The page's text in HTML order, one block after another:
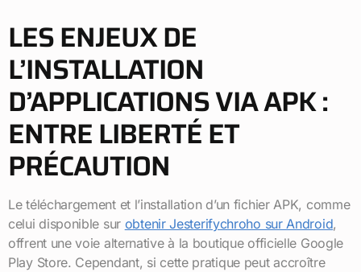
LES ENJEUX DE
L’INSTALLATION
D’APPLICATIONS VIA APK :
ENTRE LIBERTÉ ET
PRÉCAUTION
Le téléchargement et l’installation d’un fichier APK, comme
celui disponible sur obtenir Jesterifychroho sur Android,
offrent une voie alternative à la boutique officielle Google
Play Store. Cependant, si cette pratique peut accroître